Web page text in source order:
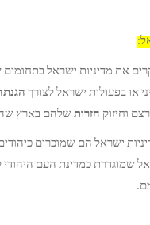
את מדיניות ישראל בתחומים
או בפעולות ישראל לצורך
וחיזוק הזרות שלהם בארץ
ישראל הם שמוכרים כיהודים
שמוגדרת כמדינת העם